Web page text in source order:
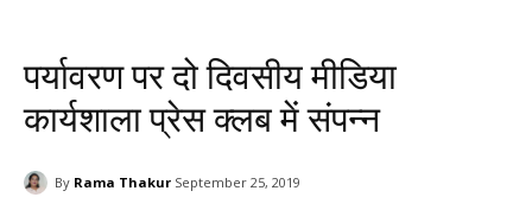
पर्यावरण पर दो दिवसीय मीडिया
कार्यशाला प्रेस क्लब में संपन्न
By Rama Thakur September 25, 2019